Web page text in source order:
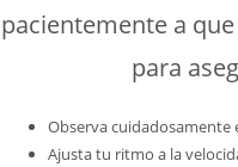
pacientemente a
para
Observa cuidadosamente
Ajusta tu ritmo a la